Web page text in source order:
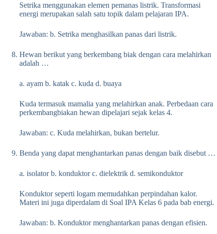
Setrika menggunakan elemen pemanas listrik. Transformasi
energi merupakan salah satu topik dalam pelajaran IPA.
Jawaban: b. Setrika menghasilkan panas dari listrik.
Hewan berikut yang berkembang biak dengan cara melahirkan
adalah …
a. ayam b. katak c. kuda d. buaya
Kuda termasuk mamalia yang melahirkan anak. Perbedaan cara
perkembangbiakan hewan dipelajari sejak kelas 4.
Jawaban: c. Kuda melahirkan, bukan bertelur.
Benda yang dapat menghantarkan panas dengan baik disebut …
a. isolator b. konduktor c. dielektrik d. semikonduktor
Konduktor seperti logam memudahkan perpindahan kalor.
Materi ini juga diperdalam di Soal IPA Kelas 6 pada bab energi.
Jawaban: b. Konduktor menghantarkan panas dengan efisien.